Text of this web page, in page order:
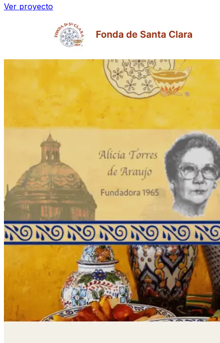
Ver proyecto